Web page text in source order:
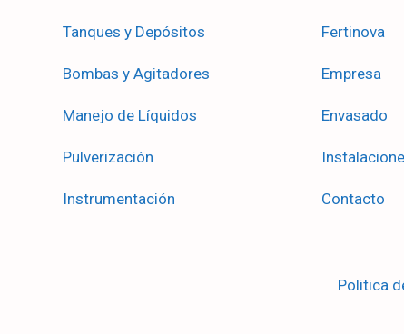
Tanques y Depósitos
Bombas y Agitadores
Manejo de Líquidos
Pulverización
Instrumentación
Fertinova
Empresa
Envasado
Contacto
Politica